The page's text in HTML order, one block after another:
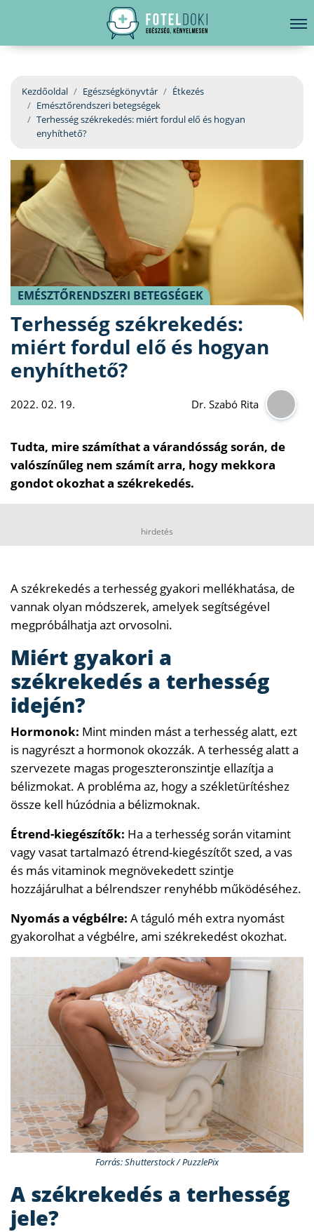
EGÉSZSÉGKÖNYVTÁR
BETEGSÉGKALAUZ
ÜGYELETKERESŐ
ORVOS VÁLASZOL
ORVOSKERESŐ
hirdetés
Kezdőoldal Egészségkönyvtár
Étkezés
Emésztőrendszeri betegségek
Terhesség székrekedés: miért fordul elő és hogyan
enyhíthető?
EMÉSZTŐRENDSZERI BETEGSÉGEK
Terhesség székrekedés:
miért fordul elő és hogyan
enyhíthető?
2022. 02. 19. Dr. Szabó Rita
Tudta, mire számíthat a várandósság során, de
valószínűleg nem számít arra, hogy mekkora
gondot okozhat a székrekedés.
hirdetés
A székrekedés a terhesség gyakori mellékhatása, de
vannak olyan módszerek, amelyek segítségével
megpróbálhatja azt orvosolni.
Miért gyakori a
székrekedés a terhesség
idején?
Hormonok: Mint minden mást a terhesség alatt, ezt
is nagyrészt a hormonok okozzák. A terhesség alatt a
szervezete magas progeszteronszintje ellazítja a
bélizmokat. A probléma az, hogy a székletürítéshez
össze kell húzódnia a bélizmoknak.
Étrend-kiegészítők: Ha a terhesség során vitamint
vagy vasat tartalmazó étrend-kiegészítőt szed, a vas
és más vitaminok megnövekedett szintje
hozzájárulhat a bélrendszer renyhébb működéséhez.
Nyomás a végbélre: A táguló méh extra nyomást
gyakorolhat a végbélre, ami székrekedést okozhat.
Forrás: Shutterstock / PuzzlePix
A székrekedés a terhesség
jele?